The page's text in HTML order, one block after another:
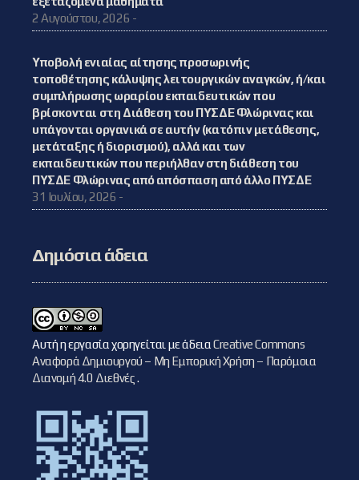
2 Αυγούστου, 2026 -
Υποβολή ενιαίας αίτησης προσωρινής
τοποθέτησης κάλυψης λειτουργικών αναγκών, ή/και
συμπλήρωσης ωραρίου εκπαιδευτικών που
βρίσκονται στη Διάθεση του ΠΥΣΔΕ Φλώρινας και
υπάγονται οργανικά σε αυτήν (κατόπιν μετάθεσης,
μετάταξης ή διορισμού), αλλά και των
εκπαιδευτικών που περιήλθαν στη διάθεση του
ΠΥΣΔΕ Φλώρινας από απόσπαση από άλλο ΠΥΣΔΕ
31 Ιουλίου, 2026 -
Δημόσια άδεια
Αυτή η εργασία χορηγείται με άδειαCreative Commons
Αναφορά Δημιουργού – Μη Εμπορική Χρήση – Παρόμοια
Διανομή 4.0 Διεθνές.